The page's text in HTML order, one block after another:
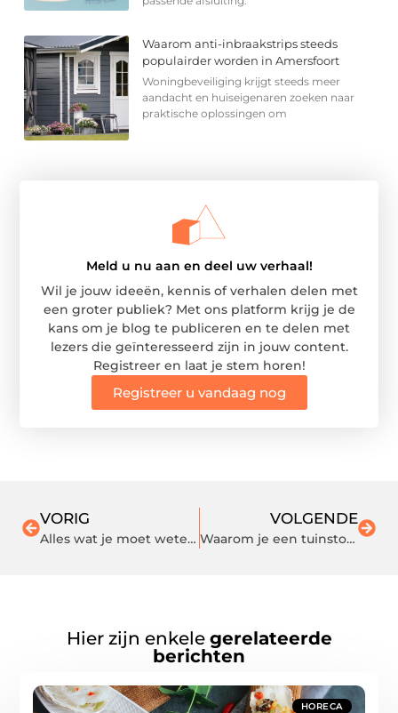
Waarom anti-inbraakstrips steeds
populairder worden in Amersfoort
Woningbeveiliging krijgt steeds meer
aandacht en huiseigenaren zoeken naar
praktische oplossingen om
Meld u nu aan en deel uw verhaal!
Wil je jouw ideeën, kennis of verhalen delen met
een groter publiek? Met ons platform krijg je de
kans om je blog te publiceren en te delen met
lezers die geïnteresseerd zijn in jouw content.
Registreer en laat je stem horen!
Registreer u vandaag nog
VORIG
Alles wat je moet weten over voeding van paarden
VOLGENDE
Waarom je een tuinstoel moet hebben voor een tuin
Hier zijn enkele gerelateerde
berichten
HORECA